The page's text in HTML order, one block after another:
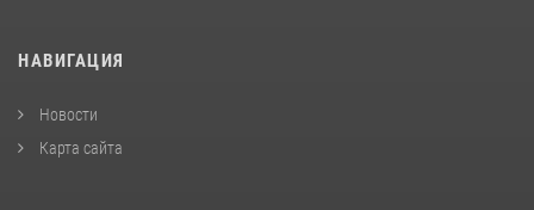
НАВИГАЦИЯ
Новости
Карта сайта